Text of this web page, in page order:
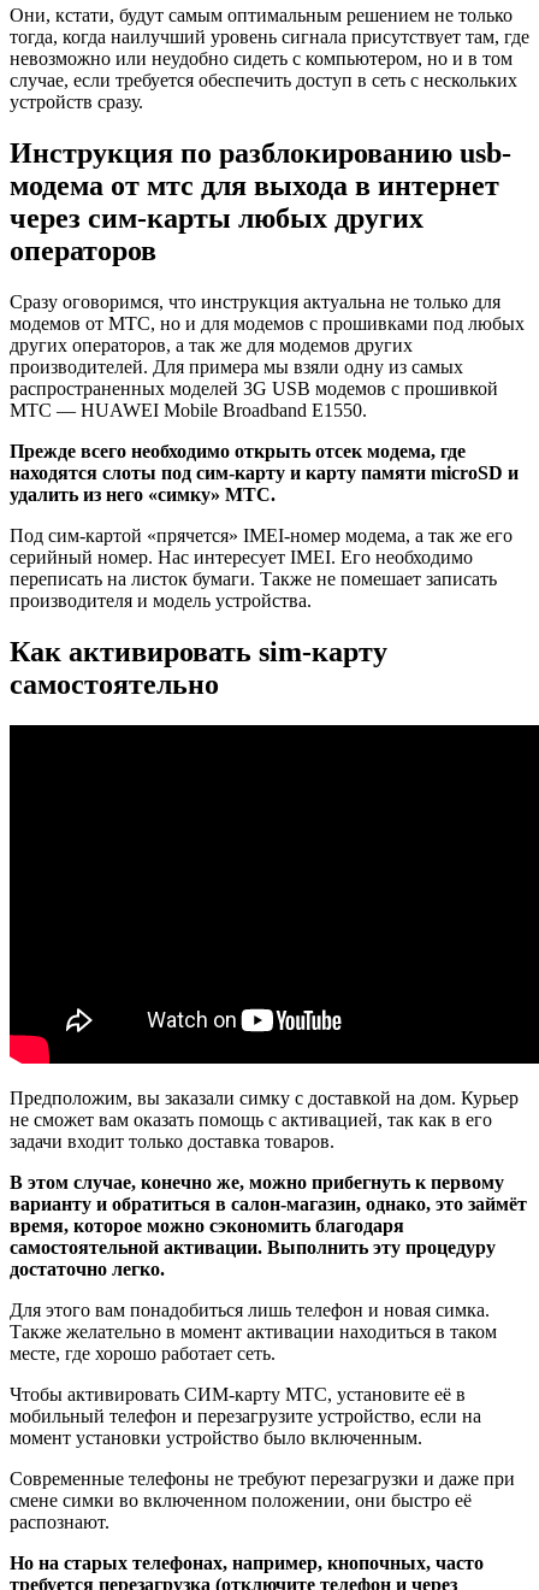
Они, кстати, будут самым оптимальным решением не только
тогда, когда наилучший уровень сигнала присутствует там, где
невозможно или неудобно сидеть с компьютером, но и в том
случае, если требуется обеспечить доступ в сеть с нескольких
устройств сразу.
Инструкция по разблокированию usb-
модема от мтс для выхода в интернет
через сим-карты любых других
операторов
Сразу оговоримся, что инструкция актуальна не только для
модемов от МТС, но и для модемов с прошивками под любых
других операторов, а так же для модемов других
производителей. Для примера мы взяли одну из самых
распространенных моделей 3G USB модемов с прошивкой
МТС — HUAWEI Mobile Broadband E1550.
Прежде всего необходимо открыть отсек модема, где
находятся слоты под сим-карту и карту памяти microSD и
удалить из него «симку» МТС.
Под сим-картой «прячется» IMEI-номер модема, а так же его
серийный номер. Нас интересует IMEI. Его необходимо
переписать на листок бумаги. Также не помешает записать
производителя и модель устройства.
Как активировать sim-карту
самостоятельно
Предположим, вы заказали симку с доставкой на дом. Курьер
не сможет вам оказать помощь с активацией, так как в его
задачи входит только доставка товаров.
В этом случае, конечно же, можно прибегнуть к первому
варианту и обратиться в салон-магазин, однако, это займёт
время, которое можно сэкономить благодаря
самостоятельной активации. Выполнить эту процедуру
достаточно легко.
Для этого вам понадобиться лишь телефон и новая симка.
Также желательно в момент активации находиться в таком
месте, где хорошо работает сеть.
Чтобы активировать СИМ-карту МТС, установите её в
мобильный телефон и перезагрузите устройство, если на
момент установки устройство было включенным.
Современные телефоны не требуют перезагрузки и даже при
смене симки во включенном положении, они быстро её
распознают.
Но на старых телефонах, например, кнопочных, часто
требуется перезагрузка (отключите телефон и через